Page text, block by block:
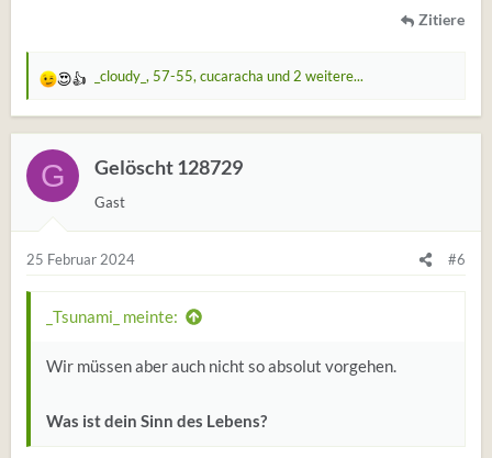
Zitiere
W
r
t
u
n
e
n
_cloudy_ , 57-55, cucaracha und 2 weitere...
G Gelöscht 128729
Gast
25 Februar 2024 #6
_Tsunami_ meinte:
Wir müssen aber auch nicht so absolut vorgehen.
Was ist dein Sinn des Lebens?